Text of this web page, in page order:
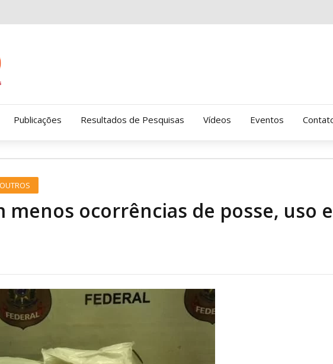
LECUCA
Amor-Exigente
AME – Psiquiatria Dra Jandira Masur
Publicações Resultados de Pesquisas Vídeos Eventos
OUTROS
menos ocorrências de posse, uso e